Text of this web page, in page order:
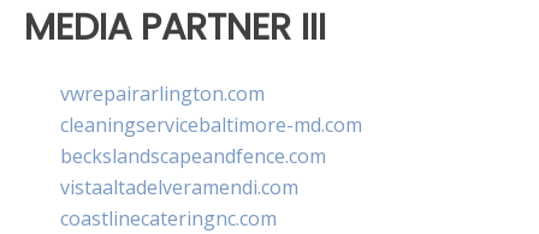
MEDIA PARTNER III
vwrepairarlington.com
cleaningservicebaltimore-md.com
beckslandscapeandfence.com
vistaaltadelveramendi.com
coastlinecateringnc.com